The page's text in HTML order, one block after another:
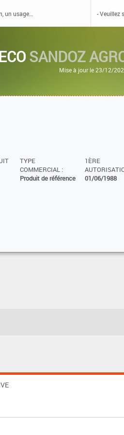
SANDOZ
Mise à jour le 23/12/
TYPE
COMMERCIAL :
Produit de référence
1ÈRE
01/06/1988